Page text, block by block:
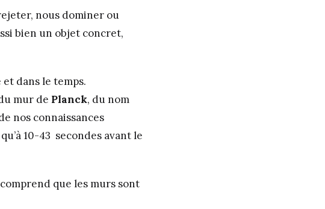
nous dominer ou
bien un objet concret,
et dans le temps.
mur de Planck, du nom
nos connaissances
10-43 secondes avant le
que les murs sont